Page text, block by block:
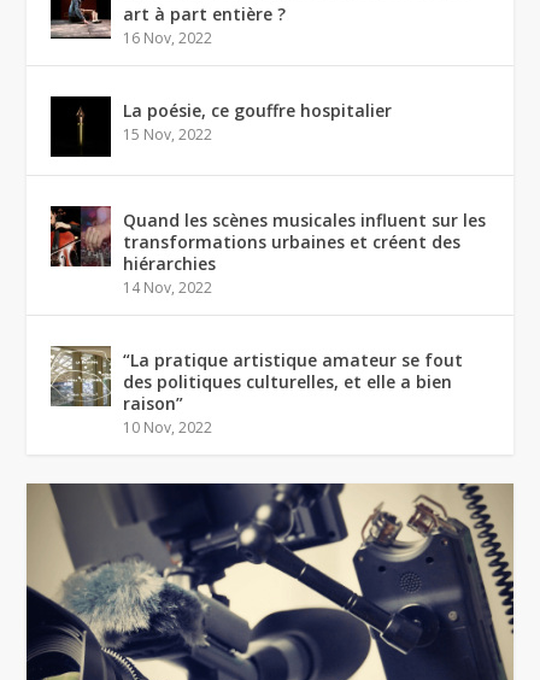
art à part entière ?
16 Nov, 2022
La poésie, ce gouffre hospitalier
15 Nov, 2022
Quand les scènes musicales influent sur les
transformations urbaines et créent des
hiérarchies
14 Nov, 2022
“La pratique artistique amateur se fout
des politiques culturelles, et elle a bien
raison”
10 Nov, 2022